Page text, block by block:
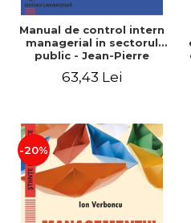
Manual de control intern
managerial in sectorul
public - Jean-Pierre
63,43 Lei
-20%